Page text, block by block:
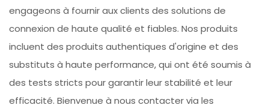
engageons à fournir aux clients des solutions de
connexion de haute qualité et fiables. Nos produits
incluent des produits authentiques d'origine et des
substituts à haute performance, qui ont été soumis à
des tests stricts pour garantir leur stabilité et leur
efficacité. Bienvenue à nous contacter via les